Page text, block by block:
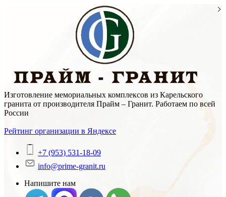
Изготовление мемориальных комплексов из Карельского
гранита от производителя Прайм – Гранит. Работаем по всей
России
Рейтинг организации в Яндексе
+7 (953) 531-18-09
info@prime-granit.ru
Напишите нам